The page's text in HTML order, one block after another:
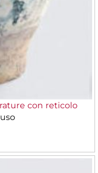
con reticolo